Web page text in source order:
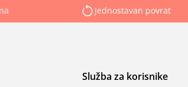
Jednostavan povrat
Služba za korisnike